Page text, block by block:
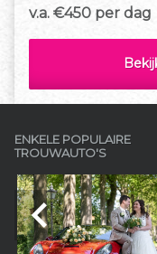
v.a. €450 per dag
ENKELE POPULAIRE
TROUWAUTO'S
navigate_before